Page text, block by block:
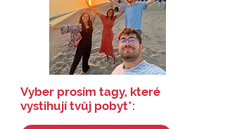
Vyber prosím tagy, které
vystihují tvůj pobyt*: